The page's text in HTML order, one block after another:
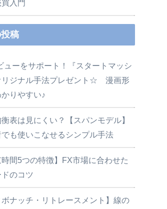
入門
稿
ューをサポート！『スタートマッシ
リジナル手法プレゼント☆ 漫画形
りやすい♪
表は見にくい？【スパンモデル】
も使いこなせるシンプル手法
時間5つの特徴】FX市場に合わせた
ドのコツ
ボナッチ・リトレースメント】線の